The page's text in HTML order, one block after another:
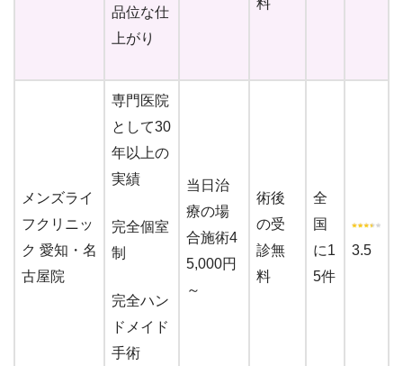
品位な仕
上がり
料
メンズライ
フクリニッ
ク 愛知・名
古屋院
専門医院
として30
年以上の
実績
完全個室
制
完全ハン
ドメイド
手術
当日治
療の場
合施術4
5,000円
～
術後
の受
診無
料
全
国
に1
5件
3.5